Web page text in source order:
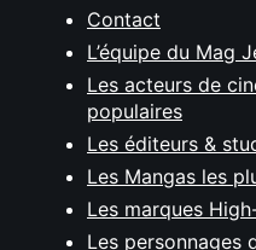
Contact
L’équipe du Mag
Les acteurs de
populaires
Les éditeurs &
Les Mangas les
Les marques
Les personnages